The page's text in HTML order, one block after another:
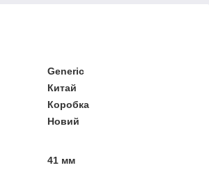
Generic
Китай
Коробка
Новий
41 мм